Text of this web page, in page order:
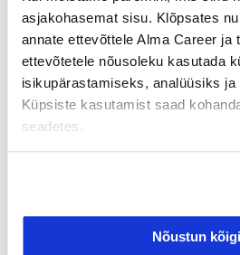
asjakohasemat sisu. Klõpsates
annate ettevõttele Alma Career ja
ettevõtetele nõusoleku kasutada
isikupärastamiseks, analüüsiks ja
Küpsiste kasutamist saad
seadetes.
Nõustun
Jaga
Prev